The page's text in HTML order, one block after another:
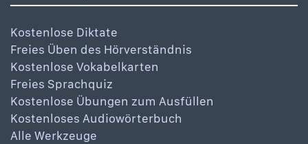
Kostenlose Diktate
Freies Üben des Hörverständnis
Kostenlose Vokabelkarten
Freies Sprachquiz
Kostenlose Übungen zum Ausfüllen
Kostenloses Audiowörterbuch
Alle Werkzeuge